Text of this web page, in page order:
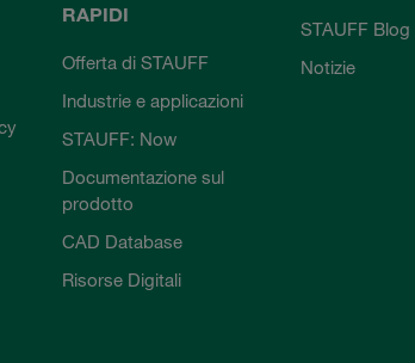
RAPIDI
Offerta di STAUFF
Industrie e applicazioni
STAUFF: Now
Documentazione sul
prodotto
CAD Database
Risorse Digitali
STAUFF Blog
Notizie